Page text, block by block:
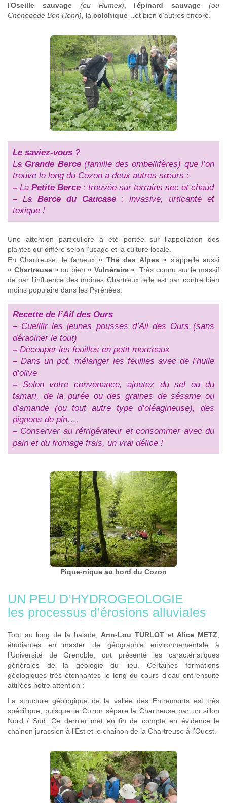
l’Oseille sauvage (ou Rumex), l’épinard sauvage
(ou
Chénopode Bon Henri), la colchique…et bien d’autres encore.
Le saviez-vous ?
LaGrande Berce (famille des ombellifères) que l’on
trouve le long du Cozon a deux autres sœurs :
– La Petite Berce : trouvée sur terrains sec et chaud
– La Berce du Caucase: invasive, urticante et
toxique !
Une attention particulière a été portée sur l’appellation des
plantes qui diffère selon l’usage et la culture locale.
En Chartreuse, le fameux « Thé des Alpes » s’appelle aussi
« Chartreuse » ou bien « Vulnéraire » . Très connu sur le massif
de par l’influence des moines Chartreux, elle est par contre bien
moins populaire dans les Pyrénées.
Recette de l’Ail des Ours
– Cueillir les jeunes pousses d’Ail des Ours (sans
déraciner le tout)
– Découper les feuilles en petit morceaux
– Dans un pot, mélanger les feuilles avec de l’huile
d’olive
– Selon votre convenance, ajoutez du sel ou du
tamari, de la purée ou des graines de sésame ou
d’amande (ou tout autre type d’oléagineuse), des
pignons de pin….
– Conserver au réfrigérateur et consommer avec du
pain et du fromage frais, un vrai délice !
Pique-nique au bord du Cozon
UN PEU D’HYDROGEOLOGIE
les processus d’érosions alluviales
Tout au long de la balade, Ann-Lou TURLOTet Alice METZ
étudiantes en master de géographie environnementale à
l’Université de Grenoble, ont présenté les caractéristiques
générales de la géologie du lieu. Certaines formations
géologiques très étonnantes le long du cours d’eau ont ensuite
attirées notre attention :
La structure géologique de la vallée des Entremonts est très
spécifique, puisque le Cozon sépare la Chartreuse par un sillon
Nord / Sud. Ce dernier met en fin de compte en évidence le
chainon jurassien à l’Est et le chainon de la Chartreuse à l’Ouest.